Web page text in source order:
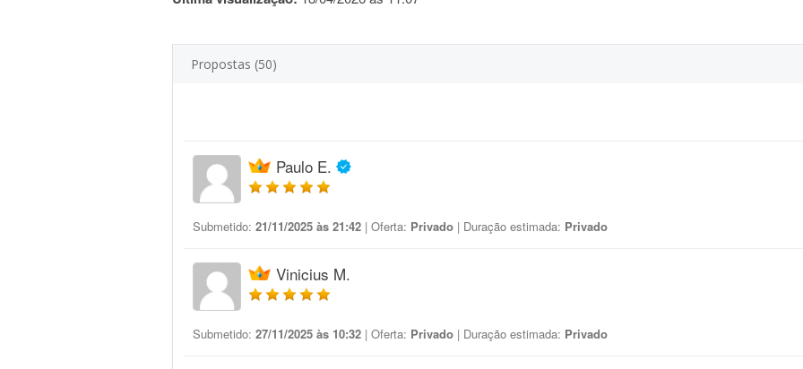
Propostas (50)
Paulo E.
Submetido: 21/11/2025 às 21:42 | Oferta: Privado | Duração estimada: Privado
Vinicius M.
Submetido: 27/11/2025 às 10:32 | Oferta: Privado | Duração estimada: Privado